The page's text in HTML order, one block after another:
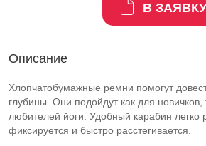
В ЗАЯВКУ
Описание
Хлопчатобумажные ремни помогут
глубины. Они подойдут как для
любителей йоги. Удобный карабин легко
фиксируется и быстро расстегивается.